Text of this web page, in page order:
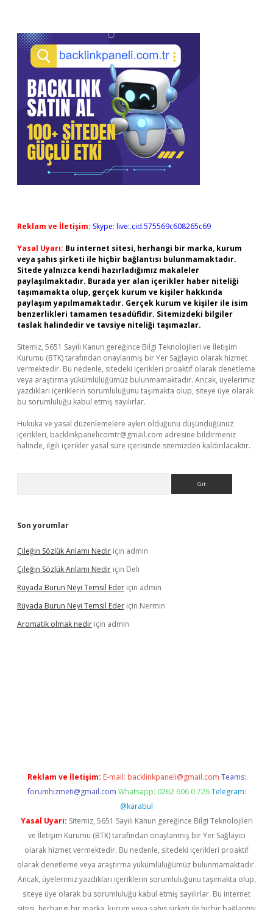
Reklam ve İletişim: Skype: live:.cid.575569c608265c69
Yasal Uyarı: Bu internet sitesi, herhangi bir marka, kurum
veya şahıs şirketi ile hiçbir bağlantısı bulunmamaktadır.
Sitede yalnızca kendi hazırladığımız makaleler
paylaşılmaktadır. Burada yer alan içerikler haber niteliği
taşımamakta olup, gerçek kurum ve kişiler hakkında
paylaşım yapılmamaktadır. Gerçek kurum ve kişiler ile isim
benzerlikleri tamamen tesadüfidir. Sitemizdeki bilgiler
taslak halindedir ve tavsiye niteliği taşımazlar.
Sitemiz, 5651 Sayılı Kanun gereğince Bilgi Teknolojileri ve İletişim
Kurumu (BTK) tarafından onaylanmış bir Yer Sağlayıcı olarak hizmet
vermektedir. Bu nedenle, sitedeki içerikleri proaktif olarak denetleme
veya araştırma yükümlülüğümüz bulunmamaktadır. Ancak, üyelerimiz
yazdıkları içeriklerin sorumluluğunu taşımakta olup, siteye üye olarak
bu sorumluluğu kabul etmiş sayılırlar.
Hukuka ve yasal düzenlemelere aykırı olduğunu düşündüğünüz
içerikleri, backlinkpanelicomtr@gmail.com adresine bildirmeniz
halinde, ilgili içerikler yasal süre içerisinde sitemizden kaldırılacaktır.
Son yorumlar
Çileğin Sözlük Anlamı Nedir için admin
Çileğin Sözlük Anlamı Nedir için Deli
Rüyada Burun Neyi Temsil Eder için admin
Rüyada Burun Neyi Temsil Eder için Nermin
Aromatik olmak nedir için admin
Reklam ve İletişim: E-mail: backlinkpaneli@gmail.com Teams:
forumhizmeti@gmail.com Whatsapp: 0262 606 0 726 Telegram:
@karabul
Yasal Uyarı: Sitemiz, 5651 Sayılı Kanun gereğince Bilgi Teknolojileri
ve İletişim Kurumu (BTK) tarafından onaylanmış bir Yer Sağlayıcı
olarak hizmet vermektedir. Bu nedenle, sitedeki içerikleri proaktif
olarak denetleme veya araştırma yükümlülüğümüz bulunmamaktadır.
Ancak, üyelerimiz yazdıkları içeriklerin sorumluluğunu taşımakta olup,
siteye üye olarak bu sorumluluğu kabul etmiş sayılırlar. Bu internet